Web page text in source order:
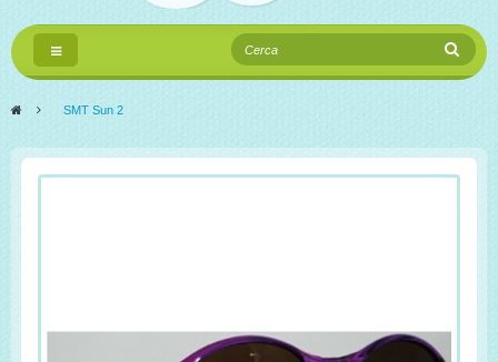
Navigazione
Toggle
> SMT Sun 2